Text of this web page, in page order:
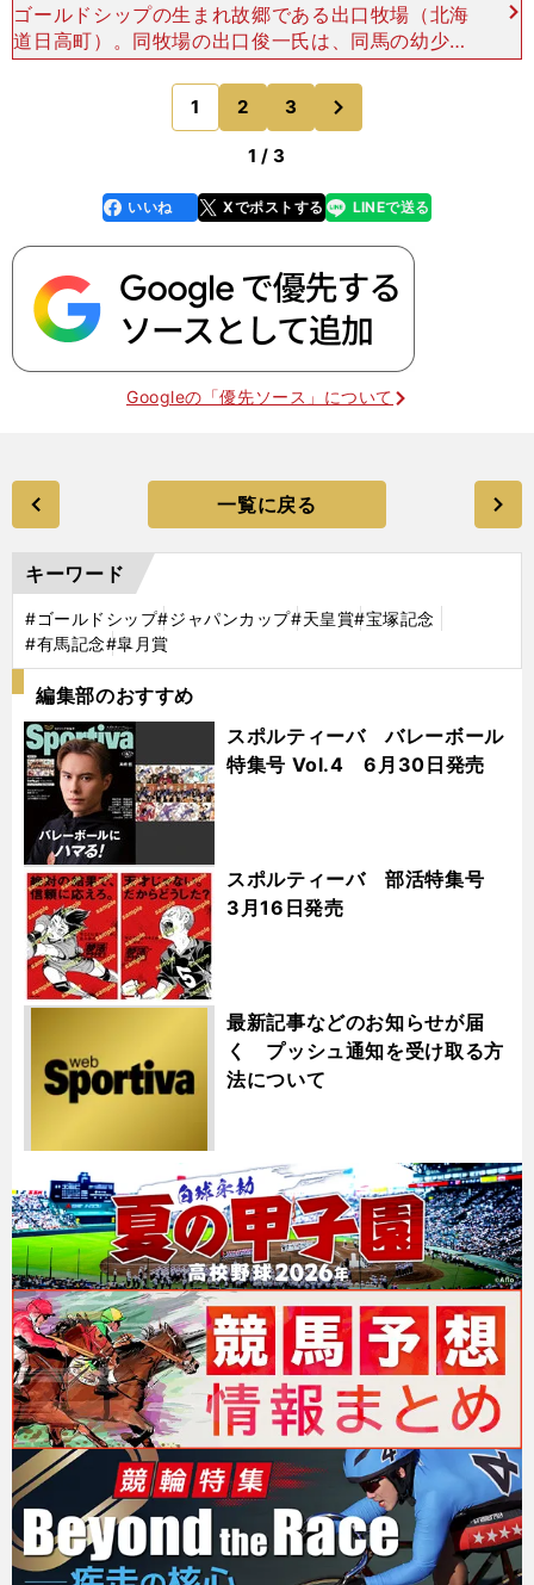
ゴールドシップの生まれ故郷である出口牧場（北海
道日高町）。同牧場の出口俊一氏は、同馬の幼少期
について、その印象をこう語る。「とにかく体が大
きいというイメージで、性格はおとなしかったです
ね。ほんの少
1 2 3
1 / 3
faceboo
k
いいね Xでポストする
line LINEで送る
Googleの「優先ソース」について
一覧に戻る
キーワード
#ゴールドシップ#ジャパンカップ#天皇賞#宝塚記念
#有馬記念#皐月賞
編集部のおすすめ
スポルティーバ バレーボール
特集号 Vol.4 6月30日発売
スポルティーバ 部活特集号
3月16日発売
最新記事などのお知らせが届
く プッシュ通知を受け取る方
法について